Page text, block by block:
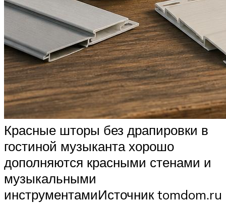
Красные шторы без драпировки в
гостиной музыканта хорошо
дополняются красными стенами и
музыкальными
инструментамиИсточник tomdom.ru